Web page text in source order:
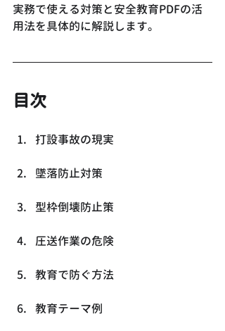
実務で使える対策と安全教育PDFの活
用法を具体的に解説します。
目次
打設事故の現実
墜落防止対策
型枠倒壊防止策
圧送作業の危険
教育で防ぐ方法
教育テーマ例